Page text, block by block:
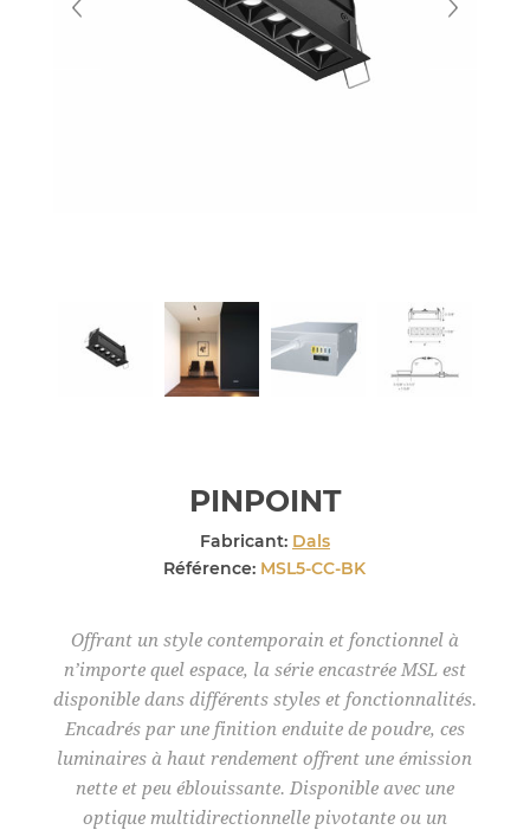
PINPOINT
Fabricant: Dals
Référence: MSL5-CC-BK
Offrant un style contemporain et fonctionnel à
n’importe quel espace, la série encastrée MSL est
disponible dans différents styles et fonctionnalités.
Encadrés par une finition enduite de poudre, ces
luminaires à haut rendement offrent une émission
nette et peu éblouissante. Disponible avec une
optique multidirectionnelle pivotante ou un